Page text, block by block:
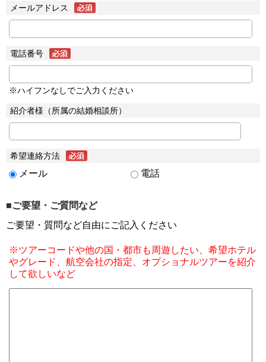
メールアドレス
電話番号
※ハイフンなしでご入力ください
紹介者様（所属の結婚相談所）
希望連絡方法
メール 電話
■ご要望・ご質問など
ご要望・質問など自由にご記入ください
※ツアーコードや他の国・都市も周遊したい、希望ホテル
やグレード、航空会社の指定、オプショナルツアーを紹介
して欲しいなど